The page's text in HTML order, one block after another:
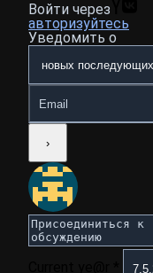
Войти через
авторизуйтесь
Уведомить о